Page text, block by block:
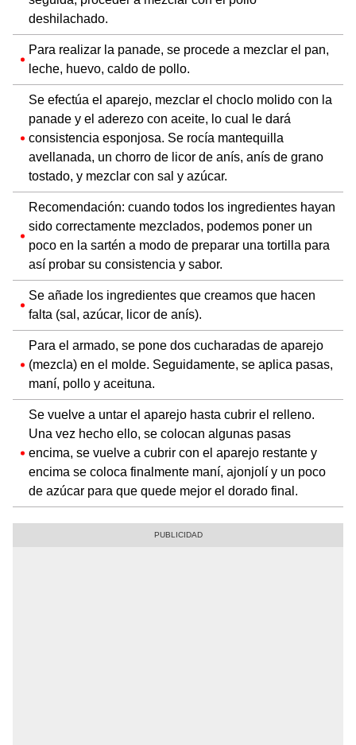
deshilachado.
Para realizar la panade, se procede a mezclar el pan,
leche, huevo, caldo de pollo.
Se efectúa el aparejo, mezclar el choclo molido con la
panade y el aderezo con aceite, lo cual le dará
consistencia esponjosa. Se rocía mantequilla
avellanada, un chorro de licor de anís, anís de grano
tostado, y mezclar con sal y azúcar.
Recomendación: cuando todos los ingredientes hayan
sido correctamente mezclados, podemos poner un
poco en la sartén a modo de preparar una tortilla para
así probar su consistencia y sabor.
Se añade los ingredientes que creamos que hacen
falta (sal, azúcar, licor de anís).
Para el armado, se pone dos cucharadas de aparejo
(mezcla) en el molde. Seguidamente, se aplica pasas,
maní, pollo y aceituna.
Se vuelve a untar el aparejo hasta cubrir el relleno.
Una vez hecho ello, se colocan algunas pasas
encima, se vuelve a cubrir con el aparejo restante y
encima se coloca finalmente maní, ajonjolí y un poco
de azúcar para que quede mejor el dorado final.